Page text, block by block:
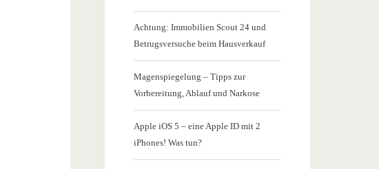
Achtung: Immobilien Scout 24 und
Betrugsversuche beim Hausverkauf
Magenspiegelung – Tipps zur
Vorbereitung, Ablauf und Narkose
Apple iOS 5 – eine Apple ID mit 2
iPhones! Was tun?